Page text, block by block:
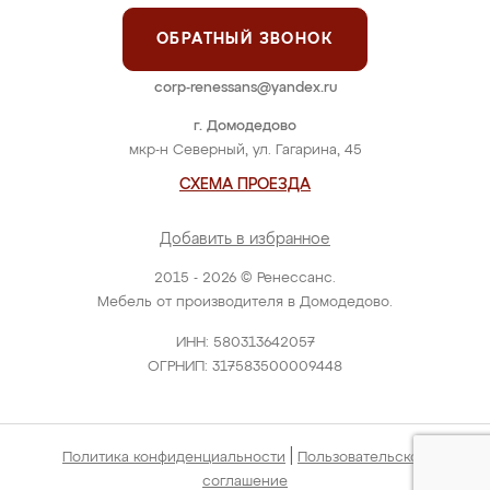
2015 - 2026 © Ренессанс.
Мебель от производителя в Домодедово.
ИНН: 580313642057
ОГРНИП: 317583500009448
г. Домодедово
мкр-н Северный, ул. Гагарина, 45
СХЕМА ПРОЕЗДА
Добавить в избранное
ОБРАТНЫЙ ЗВОНОК
corp-renessans@yandex.ru
Политика конфиденциальности
Пользовательское
соглашение